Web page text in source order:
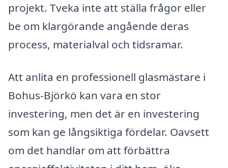
projekt. Tveka inte att ställa frågor eller
be om klargörande angående deras
process, materialval och tidsramar.
Att anlita en professionell glasmästare i
Bohus-Björkö kan vara en stor
investering, men det är en investering
som kan ge långsiktiga fördelar. Oavsett
om det handlar om att förbättra